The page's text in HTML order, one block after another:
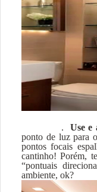
. Use e
ponto de luz para
pontos focais
cantinho! Porém,
“pontuais
ambiente, ok?